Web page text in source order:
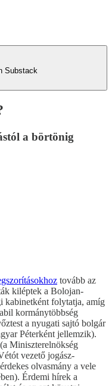
Substack
a börtönig
tovább az
kiléptek a Bolojan-
kabinetként folytatja, amíg
kormánytöbbség
a nyugati sajtó bolgár
Péterként jellemzik).
Miniszterelnökség
vezető jogász-
olvasmány a vele
Érdemi hírek a